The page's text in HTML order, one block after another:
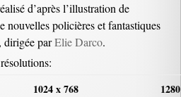
d’après l’illustration de
nouvelles policières et fantastiques
, dirigée parElie Darco.
1024 x 768